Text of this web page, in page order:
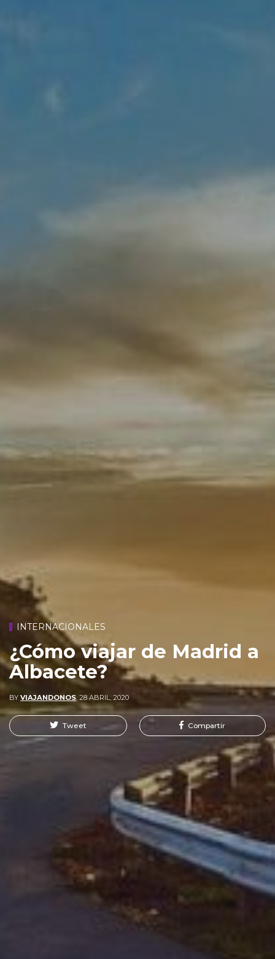
INTERNACIONALES
¿Cómo viajar de Madrid a
Albacete?
BY VIAJANDONOS, 28 ABRIL, 2020
Tweet Compartir